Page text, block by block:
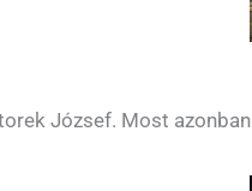
József. Most